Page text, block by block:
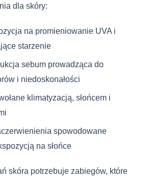
dla skóry:
na promieniowanie UVA i
starzenie
sebum prowadząca do
i niedoskonałości
klimatyzacją, słońcem i
spowodowane
na słońce
skóra potrzebuje zabiegów, które